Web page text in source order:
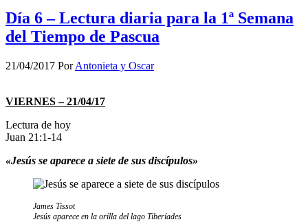
Día 6 – Lectura diaria para la 1ª Semana
del Tiempo de Pascua
21/04/2017 PorAntonieta y Oscar
VIERNES – 21/04/17
Lectura de hoy
Juan 21:1-14
«Jesús se aparece a siete de sus discípulos»
James Tissot
Jesús aparece en la orilla del lago Tiberíades